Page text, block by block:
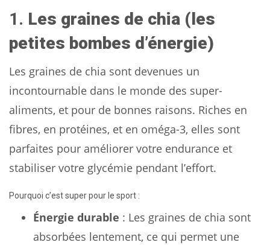
1. Les graines de chia (les
petites bombes d’énergie)
Les graines de chia sont devenues un
incontournable dans le monde des super-
aliments, et pour de bonnes raisons. Riches en
fibres, en protéines, et en oméga-3, elles sont
parfaites pour améliorer votre endurance et
stabiliser votre glycémie pendant l’effort.
Pourquoi c’est super pour le sport :
Énergie durable : Les graines de chia sont
absorbées lentement, ce qui permet une